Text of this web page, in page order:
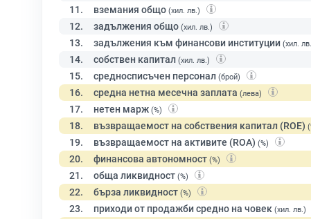
11. вземания общо (хил. лв.)
12. задължения общо (хил. лв.)
13. задължения към финансови институции (хил.
14. собствен капитал (хил. лв.)
15. средносписъчен персонал (брой)
16. средна нетна месечна заплата (лева)
17. нетен марж (%)
18. възвращаемост на собствения капитал (ROE)
19. възвращаемост на активите (ROA) (%)
20. финансова автономност (%)
21. обща ликвидност (%)
22. бърза ликвидност (%)
23. приходи от продажби средно на човек (хил. лв.)